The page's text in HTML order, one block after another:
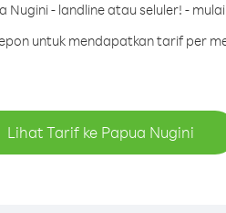
Nugini - landline atau seluler! -
untuk mendapatkan tarif per
Lihat Tarif ke Papua Nugini